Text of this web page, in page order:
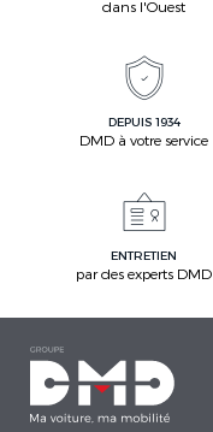
dans l'Ouest
DEPUIS 1934
DMD à votre service
ENTRETIEN
par des experts DMD